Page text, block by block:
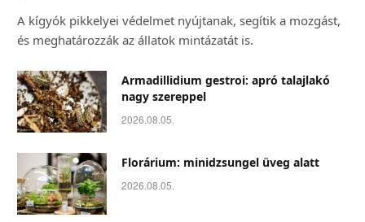
A kígyók pikkelyei védelmet nyújtanak, segítik a mozgást,
és meghatározzák az állatok mintázatát is.
Armadillidium gestroi: apró talajlakó
nagy szereppel
2026.08.05.
Florárium: minidzsungel üveg alatt
2026.08.05.